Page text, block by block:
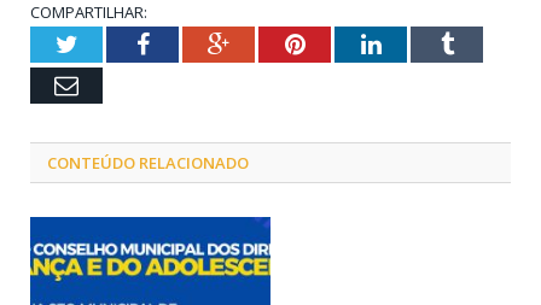
COMPARTILHAR:
TwitterFacebookGoogle+PinterestLinkedInTumblr
Email
CONTEÚDO RELACIONADO